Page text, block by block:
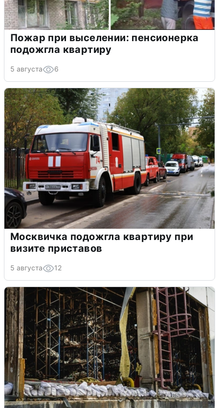
Пожар при выселении: пенсионерка
подожгла квартиру
5 августа 6
Москвичка подожгла квартиру при
визите приставов
5 августа 12